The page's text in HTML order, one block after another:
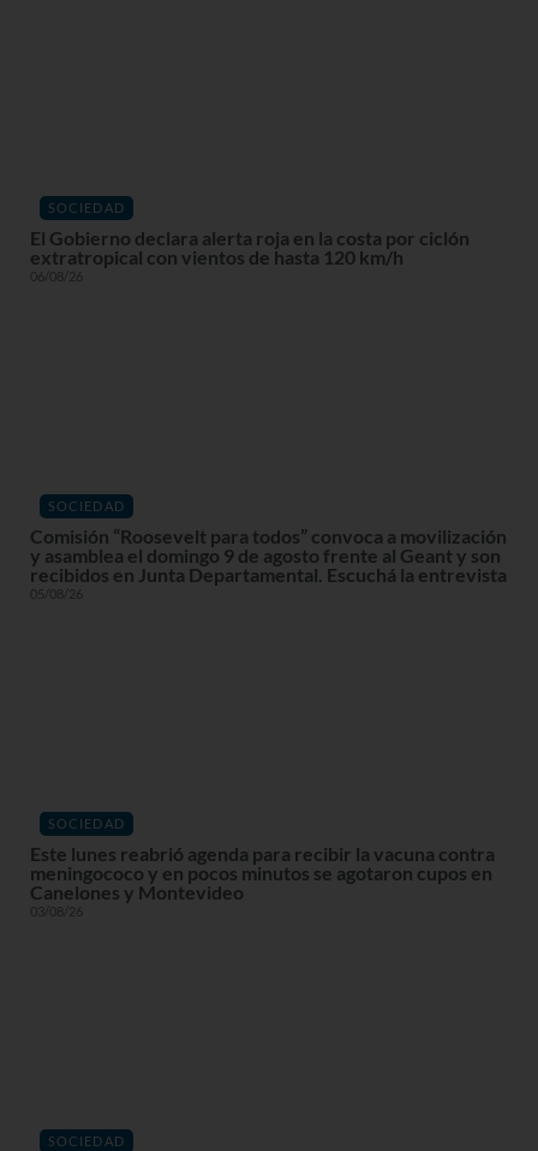
SOCIEDAD
El Gobierno declara alerta roja en la costa por ciclón
extratropical con vientos de hasta 120 km/h
06/08/26
SOCIEDAD
Comisión “Roosevelt para todos” convoca a movilización
y asamblea el domingo 9 de agosto frente al Geant y son
recibidos en Junta Departamental. Escuchá la entrevista
05/08/26
SOCIEDAD
Este lunes reabrió agenda para recibir la vacuna contra
meningococo y en pocos minutos se agotaron cupos en
Canelones y Montevideo
03/08/26
SOCIEDAD